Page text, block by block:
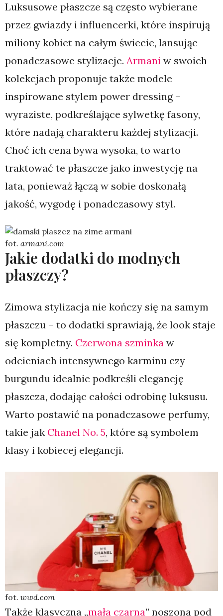
Luksusowe płaszcze są często wybierane
przez gwiazdy i influencerki, które inspirują
miliony kobiet na całym świecie, lansując
ponadczasowe stylizacje. Armani w swoich
kolekcjach proponuje także modele
inspirowane stylem power dressing –
wyraziste, podkreślające sylwetkę fasony,
które nadają charakteru każdej stylizacji.
Choć ich cena bywa wysoka, to warto
traktować te płaszcze jako inwestycję na
lata, ponieważ łączą w sobie doskonałą
jakość, wygodę i ponadczasowy styl.
fot. armani.com
Jakie dodatki do modnych
płaszczy?
Zimowa stylizacja nie kończy się na samym
płaszczu – to dodatki sprawiają, że look staje
się kompletny. Czerwona szminka w
odcieniach intensywnego karminu czy
burgundu idealnie podkreśli elegancję
płaszcza, dodając całości odrobinę luksusu.
Warto postawić na ponadczasowe perfumy,
takie jak Chanel No. 5, które są symbolem
klasy i kobiecej elegancji.
fot. wwd.com
Także klasyczna „mała czarna” noszona pod